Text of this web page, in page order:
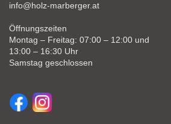
info@holz-marberger.at
Öffnungszeiten
Montag – Freitag: 07:00 – 12:00 und
13:00 – 16:30 Uhr
Samstag geschlossen